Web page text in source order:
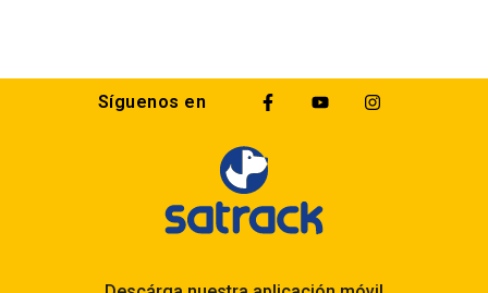
Síguenos en